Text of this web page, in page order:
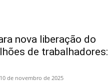
nova liberação do
de trabalhadores:
10 de novembro de 2025